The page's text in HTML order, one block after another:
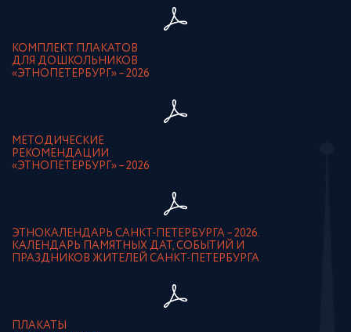
КОМПЛЕКТ ПЛАКАТОВ
ДЛЯ ДОШКОЛЬНИКОВ
«ЭТНОПЕТЕРБУРГ» – 2026
МЕТОДИЧЕСКИЕ
РЕКОМЕНДАЦИИ
«ЭТНОПЕТЕРБУРГ» – 2026
ЭТНОКАЛЕНДАРЬ САНКТ-ПЕТЕРБУРГА – 2026.
КАЛЕНДАРЬ ПАМЯТНЫХ ДАТ, СОБЫТИЙ И
ПРАЗДНИКОВ ЖИТЕЛЕЙ САНКТ-ПЕТЕРБУРГА
ПЛАКАТЫ